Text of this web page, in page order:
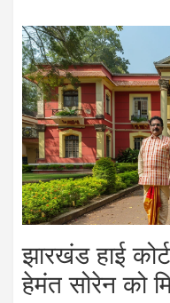
झारखंड हाई
हेमंत सोरेन को